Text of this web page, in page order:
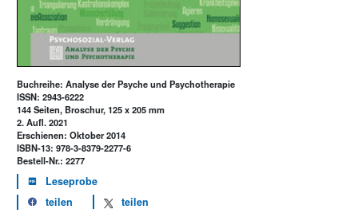
Buchreihe: Analyse der Psyche und Psychotherapie
ISSN: 2943-6222
144 Seiten, Broschur, 125 x 205 mm
2. Aufl. 2021
Erschienen: Oktober 2014
ISBN-13: 978-3-8379-2277-6
Bestell-Nr.: 2277
Leseprobe
teilen
teilen